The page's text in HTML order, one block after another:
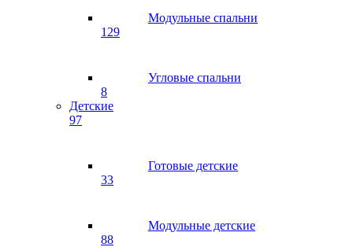
Модульные спальни
129
Угловые спальни
8
Детские
97
Готовые детские
33
Модульные детские
88